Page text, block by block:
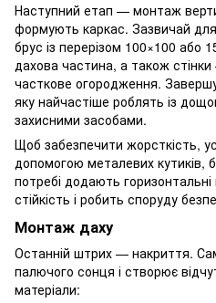
Наступний етап — монтаж
формують каркас. Зазвичай
брус із перерізом 100×100 або
дахова частина, а також
часткове огородження.
яку найчастіше роблять із
захисними засобами.
Щоб забезпечити жорсткість,
допомогою металевих кутиків,
потребі додають
стійкість і робить споруду
Монтаж даху
Останній штрих — накриття.
палючого сонця і створює
матеріали: